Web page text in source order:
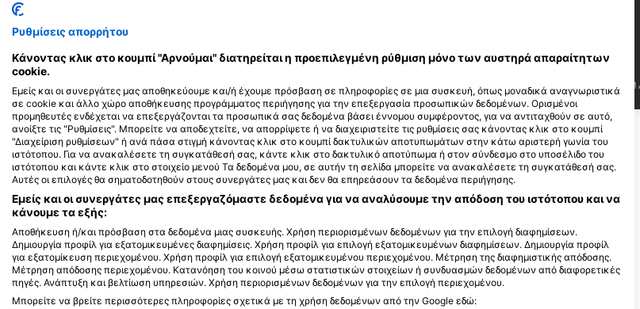
J F M A M J J A S O N D J F M A M J J A S O N D J F M A M J J A S O
Κέντρα κατάδυσης που εξυπηρετούν αυτό το σημείο κατάδυσης
Adventure Sports, Wade Lloyd
747 E Glenn Ave., 36830 Auburn, AL -
ΗΝΩΜΕΝΕΣ ΠΟΛΙΤΕΙΕΣ
Adventure Sports II INC
1546 East Ann Street, 36107
Montgomery, AL - ΗΝΩΜΕΝΕΣ
Ρυθμίσεις απορρήτου
Κάνοντας κλικ στο κουμπί "Αρνούμαι" διατηρείται η προεπιλεγμένη ρύθμιση μόνο των αυστηρά απαραίτητων
cookie.
Εμείς και οι συνεργάτες μας αποθηκεύουμε και/ή έχουμε πρόσβαση σε πληροφορίες σε μια συσκευή, όπως μοναδικά αναγνωριστικά
σε cookie και άλλο χώρο αποθήκευσης προγράμματος περιήγησης για την επεξεργασία προσωπικών δεδομένων. Ορισμένοι
προμηθευτές ενδέχεται να επεξεργάζονται τα προσωπικά σας δεδομένα βάσει έννομου συμφέροντος, για να αντιταχθούν σε αυτό,
ανοίξτε τις "Ρυθμίσεις". Μπορείτε να αποδεχτείτε, να απορρίψετε ή να διαχειριστείτε τις ρυθμίσεις σας κάνοντας κλικ στο κουμπί
"Διαχείριση ρυθμίσεων" ή ανά πάσα στιγμή κάνοντας κλικ στο κουμπί δακτυλικών αποτυπωμάτων στην κάτω αριστερή γωνία του
ιστότοπου. Για να ανακαλέσετε τη συγκατάθεσή σας, κάντε κλικ στο δακτυλικό αποτύπωμα ή στον σύνδεσμο στο υποσέλιδο του
ιστότοπου και κάντε κλικ στο στοιχείο μενού Τα δεδομένα μου, σε αυτήν τη σελίδα μπορείτε να ανακαλέσετε τη συγκατάθεσή σας.
Αυτές οι επιλογές θα σηματοδοτηθούν στους συνεργάτες μας και δεν θα επηρεάσουν τα δεδομένα περιήγησης.
Εμείς και οι συνεργάτες μας επεξεργαζόμαστε δεδομένα για να αναλύσουμε την απόδοση του ιστότοπου και να
κάνουμε τα εξής:
Αποθήκευση ή/και πρόσβαση στα δεδομένα μιας συσκευής. Χρήση περιορισμένων δεδομένων για την επιλογή διαφημίσεων.
Δημιουργία προφίλ για εξατομικευμένες διαφημίσεις. Χρήση προφίλ για επιλογή εξατομικευμένων διαφημίσεων. Δημιουργία προφίλ
για εξατομίκευση περιεχομένου. Χρήση προφίλ για επιλογή εξατομικευμένου περιεχομένου. Μέτρηση της διαφημιστικής απόδοσης.
Μέτρηση απόδοσης περιεχομένου. Κατανόηση του κοινού μέσω στατιστικών στοιχείων ή συνδυασμών δεδομένων από διαφορετικές
πηγές. Ανάπτυξη και βελτίωση υπηρεσιών. Χρήση περιορισμένων δεδομένων για την επιλογή περιεχομένου.
Μπορείτε να βρείτε περισσότερες πληροφορίες σχετικά με τη χρήση δεδομένων από την Google εδώ: